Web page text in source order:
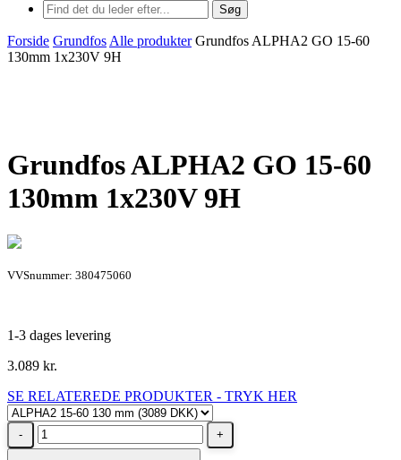
Søg
Forside Grundfos Alle produkter Grundfos ALPHA2 GO 15-60
130mm 1x230V 9H
Grundfos ALPHA2 GO 15-60
130mm 1x230V 9H
VVSnummer: 380475060
1-3 dages levering
3.089 kr.
SE RELATEREDE PRODUKTER - TRYK HER
Grundfos
ALPHA2